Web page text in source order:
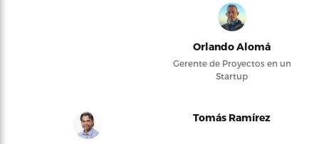
Orlando Alomá
Gerente de Proyectos en un
Startup
Tomás Ramírez